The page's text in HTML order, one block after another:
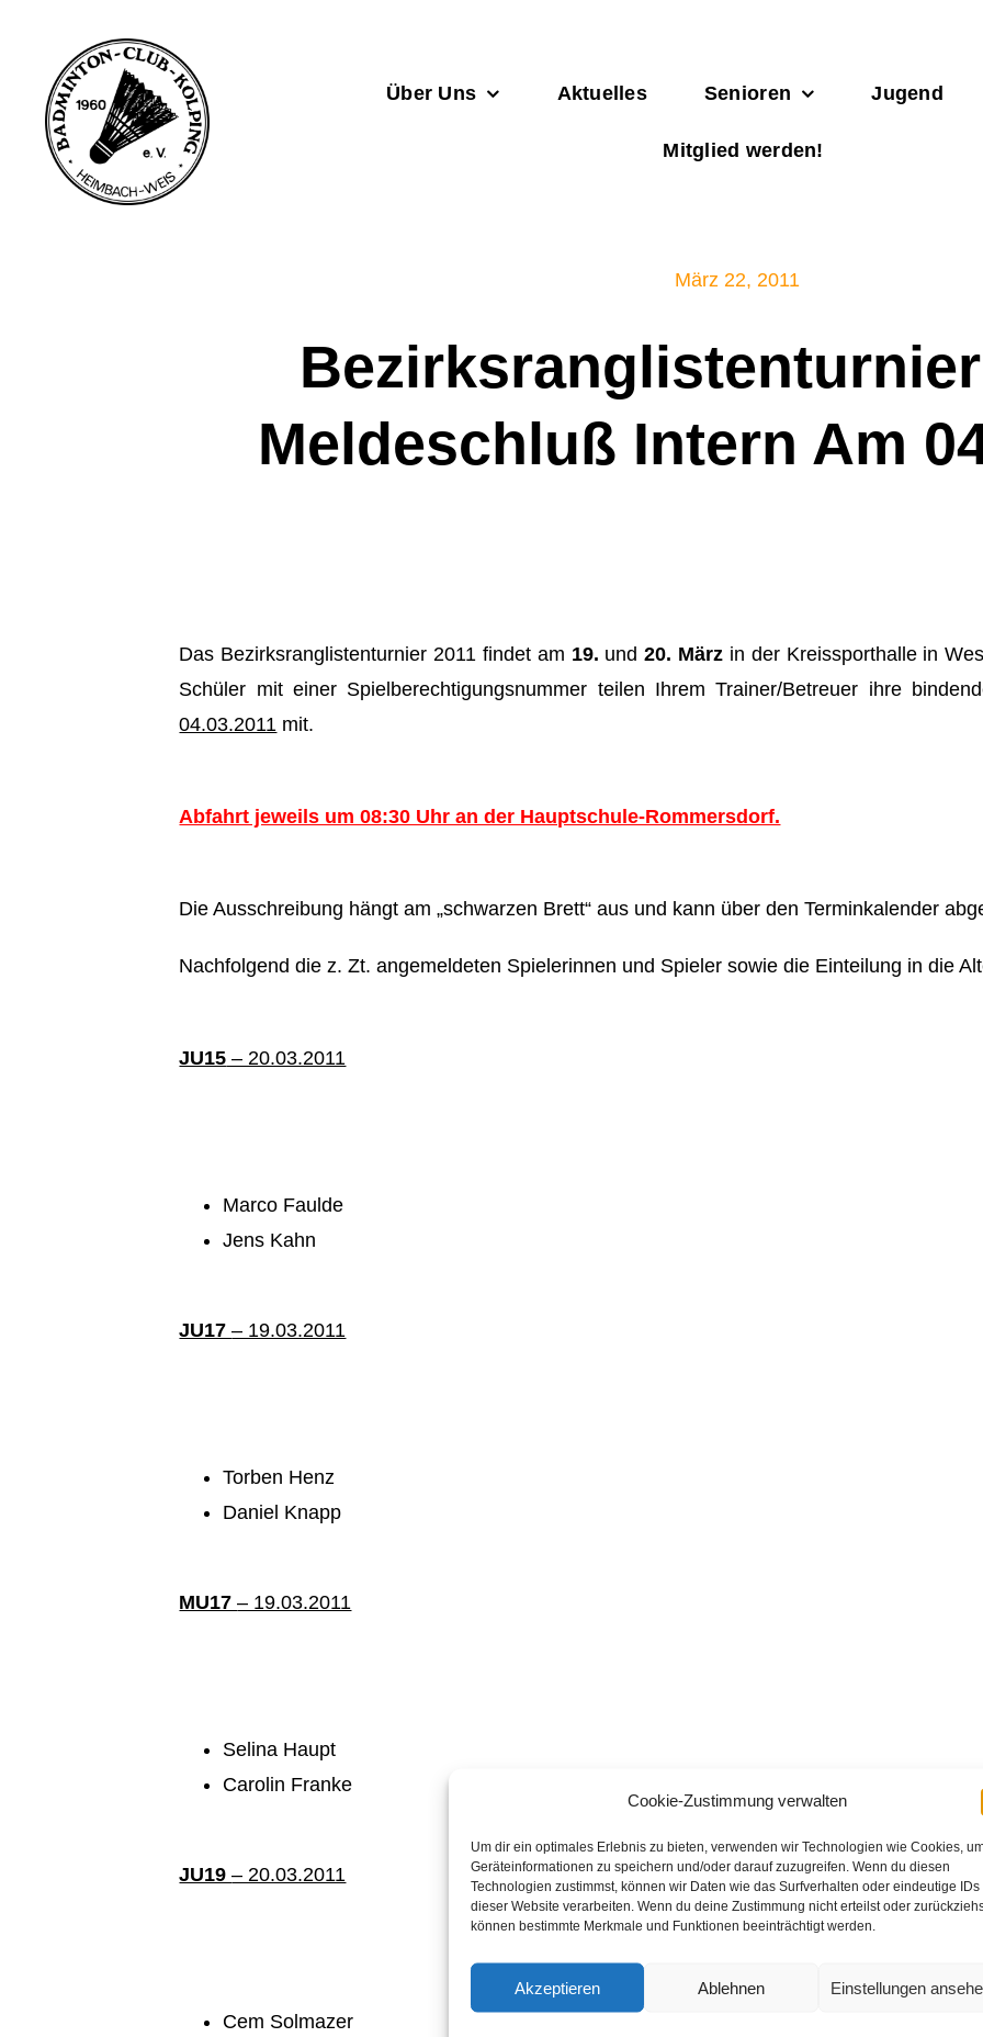
Cookie-Zustimmung verwalten
Um dir ein optimales Erlebnis zu bieten, verwenden wir Technologien wie Cookies,
Geräteinformationen zu speichern und/oder darauf zuzugreifen. Wenn du diesen
Technologien zustimmst, können wir Daten wie das Surfverhalten oder eindeutige IDs
dieser Website verarbeiten. Wenn du deine Zustimmung nicht erteilst oder
können bestimmte Merkmale und Funktionen beeinträchtigt werden.
Akzeptieren Ablehnen Einstellungen
springen
Über Uns Aktuelles Senioren Jugend
Mitglied werden!
März 22, 2011
Bezirksranglistenturnier
Meldeschluß Intern Am
Das Bezirksranglistenturnier 2011 findet am 19. und20. März in der Kreissporthalle in
Schüler mit einer Spielberechtigungsnummer teilen Ihrem Trainer/Betreuer ihre
04.03.2011 mit.
Abfahrt jeweils um 08:30 Uhr an der Hauptschule-Rommersdorf.
Die Ausschreibung hängt am „schwarzen Brett“ aus und kann über den Terminkalender
Nachfolgend die z. Zt. angemeldeten Spielerinnen und Spieler sowie die Einteilung in die
JU15 – 20.03.2011
Marco Faulde
Jens Kahn
JU17– 19.03.2011
Torben Henz
Daniel Knapp
MU17– 19.03.2011
Selina Haupt
Carolin Franke
JU19– 20.03.2011
Cem Solmazer